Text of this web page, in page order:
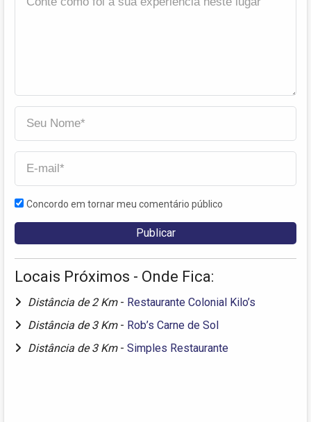
Concordo em tornar meu comentário público
Locais Próximos - Onde Fica:
Distância de 2 Km - Restaurante Colonial Kilo’s
Distância de 3 Km - Rob’s Carne de Sol
Distância de 3 Km - Simples Restaurante